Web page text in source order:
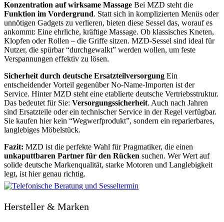
Konzentration auf wirksame Massage Bei MZD steht die
Funktion im Vordergrund. Statt sich in komplizierten Menüs oder
unnötigen Gadgets zu verlieren, bieten diese Sessel das, worauf es
ankommt: Eine ehrliche, kräftige Massage. Ob klassisches Kneten,
Klopfen oder Rollen – die Griffe sitzen. MZD-Sessel sind ideal für
Nutzer, die spürbar “durchgewalkt” werden wollen, um feste
Verspannungen effektiv zu lösen.
Sicherheit durch deutsche Ersatzteilversorgung Ein
entscheidender Vorteil gegenüber No-Name-Importen ist der
Service. Hinter MZD steht eine etablierte deutsche Vertriebsstruktur.
Das bedeutet für Sie: Versorgungssicherheit. Auch nach Jahren
sind Ersatzteile oder ein technischer Service in der Regel verfügbar.
Sie kaufen hier kein “Wegwerfprodukt”, sondern ein reparierbares,
langlebiges Möbelstück.
Fazit: MZD ist die perfekte Wahl für Pragmatiker, die einen
unkaputtbaren Partner für den Rücken suchen. Wer Wert auf
solide deutsche Markenqualität, starke Motoren und Langlebigkeit
legt, ist hier genau richtig.
Hersteller & Marken